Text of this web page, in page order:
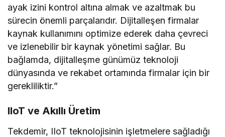
ayak izini kontrol altına almak ve azaltmak bu
sürecin önemli parçalarıdır. Dijitalleşen firmalar
kaynak kullanımını optimize ederek daha çevreci
ve izlenebilir bir kaynak yönetimi sağlar. Bu
bağlamda, dijitalleşme günümüz teknoloji
dünyasında ve rekabet ortamında firmalar için bir
gerekliliktir.”
IIoT ve Akıllı Üretim
Tekdemir, IIoT teknolojisinin işletmelere sağladığı